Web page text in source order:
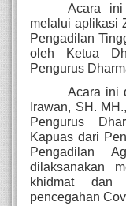
Acara ini
melalui aplikasi
Pengadilan
oleh Ketua
Pengurus
Acara ini
Irawan, SH.
Pengurus
Kapuas dari
Pengadilan
dilaksanakan
khidmat dan
pencegahan